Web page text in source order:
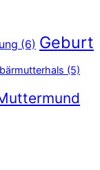
(6) Geburt
(5)